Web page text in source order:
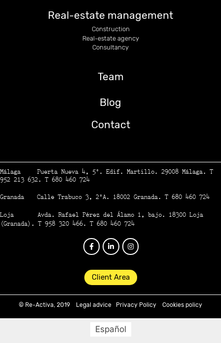
Real-estate management
Construction
Real-estate agency
Consultancy
Team
Blog
Contact
Málaga Puerta Nueva 4, 5º. Edif. Martillo. 29008 Málaga. T
952 213 632. T 680 460 724
Granada Calle Trabuco 3, 2ºA. 18002 Granada. T 680 460 724
Loja Avda. Rafael Pérez del Álamo 1, bajo. 18300 Loja
(Granada). T 958 320 466. T 680 460 724
Client Area
© Re-Activa, 2019 Legal advice Privacy Policy Cookies policy
Español